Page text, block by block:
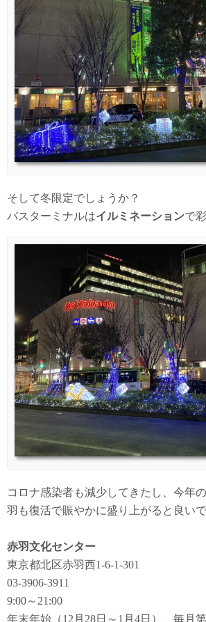
そして冬限定でしょうか？
バスターミナルはイルミネーションで
コロナ感染者も減少してきたし、今年
羽も復活で賑やかに盛り上がると良いで
赤羽文化センター
東京都北区赤羽西1-6-1-301
03-3906-3911
9:00～21:00
年末年始（12月28日～1月4日）、毎月